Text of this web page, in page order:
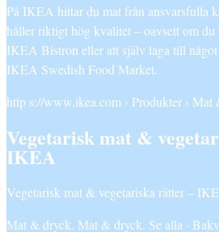
På IKEA hittar du mat från ansvarsfulla
håller riktigt hög kvalitet – oavsett om
IKEA Bistron eller att själv laga till
IKEA Swedish Food Market.
http s://www.ikea.com › Produkter › Mat
Vegetarisk mat &
IKEA
Vegetarisk mat & vegetariska rätter –
Mat & dryck. Mat & dryck. Se alla ·